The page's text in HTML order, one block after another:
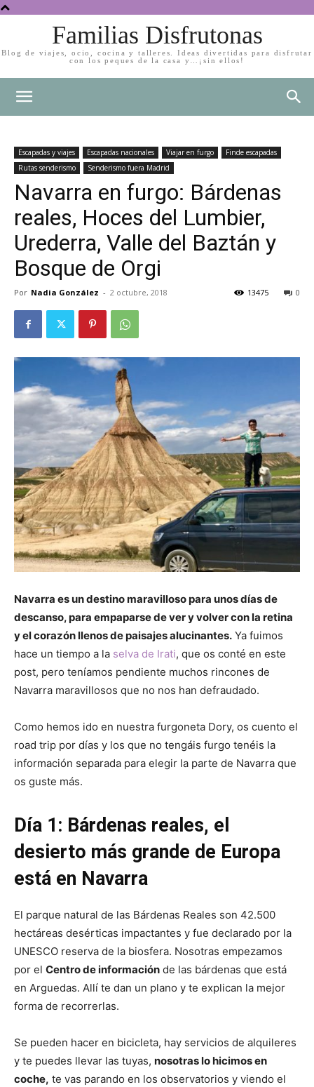
Familias Disfrutonas
Blog de viajes, ocio, cocina y talleres. Ideas divertidas para disfrutar
con los peques de la casa y…¡sin ellos!
Escapadas y viajes Escapadas nacionales Viajar en furgo
Finde escapadas
Rutas senderismo
Senderismo fuera Madrid
Navarra en furgo: Bárdenas
reales, Hoces del Lumbier,
Urederra, Valle del Baztán y
Bosque de Orgi
Por Nadia González - 2 octubre, 2018 0
13475
Navarra es un destino maravilloso para unos días de
descanso, para empaparse de ver y volver con la retina
y el corazón llenos de paisajes alucinantes. Ya fuimos
hace un tiempo a la selva de Irati, que os conté en este
post, pero teníamos pendiente muchos rincones de
Navarra maravillosos que no nos han defraudado.
Como hemos ido en nuestra furgoneta Dory, os cuento el
road trip por días y los que no tengáis furgo tenéis la
información separada para elegir la parte de Navarra que
os guste más.
Día 1: Bárdenas reales, el
desierto más grande de Europa
está en Navarra
El parque natural de las Bárdenas Reales son 42.500
hectáreas desérticas impactantes y fue declarado por la
UNESCO reserva de la biosfera. Nosotras empezamos
por el Centro de información de las bárdenas que está
en Arguedas. Allí te dan un plano y te explican la mejor
forma de recorrerlas.
Se pueden hacer en bicicleta, hay servicios de alquileres
y te puedes llevar las tuyas, nosotras lo hicimos en
coche, te vas parando en los observatorios y viendo el